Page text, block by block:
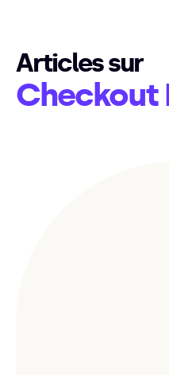
Articles sur
Checkout